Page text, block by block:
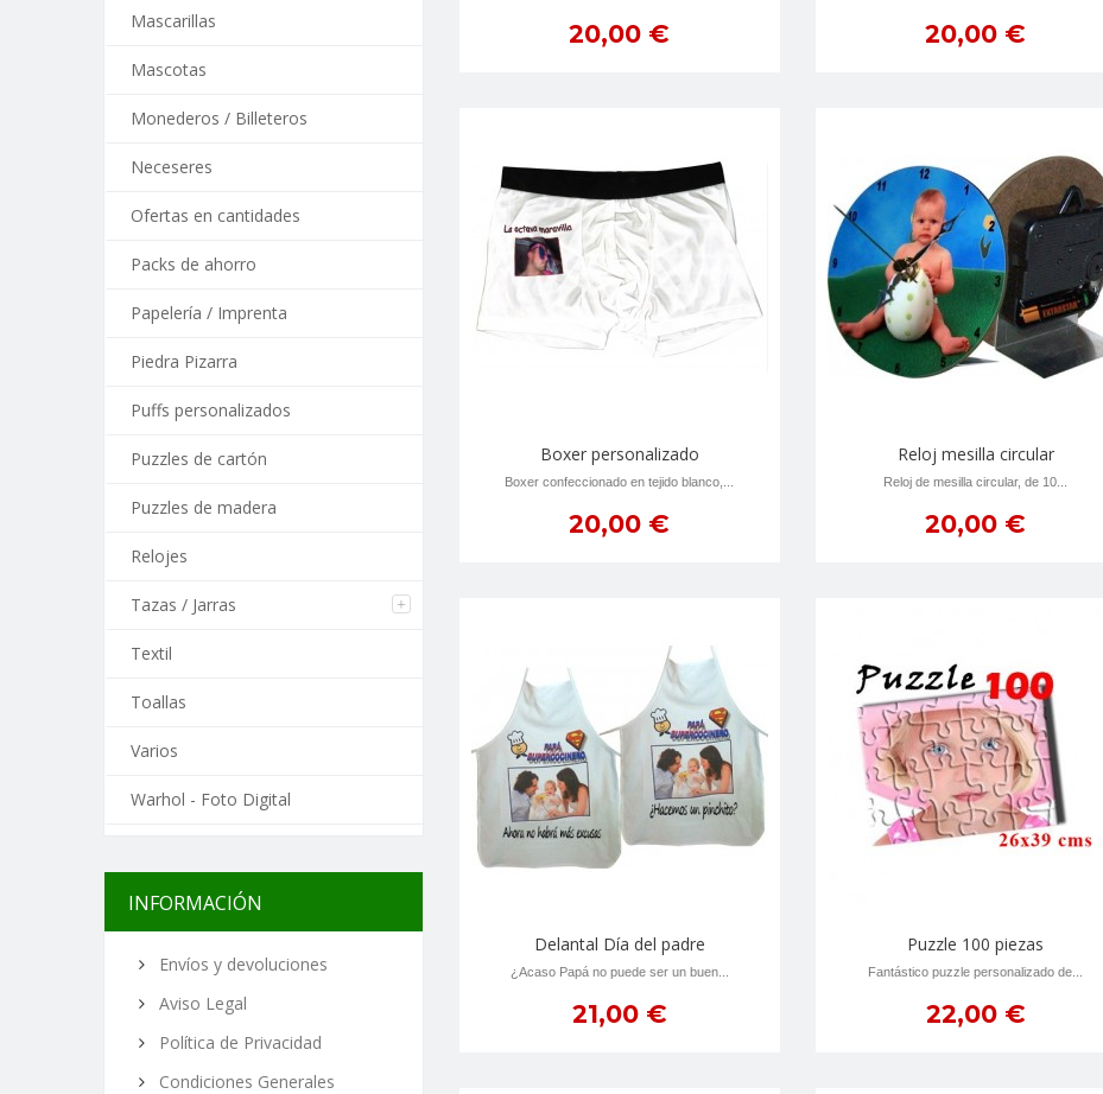
Mascarillas
Mascotas
Monederos / Billeteros
Neceseres
Ofertas en cantidades
Packs de ahorro
Papelería / Imprenta
Piedra Pizarra
Puffs personalizados
Puzzles de cartón
Puzzles de madera
Relojes
Tazas / Jarras
Textil
Toallas
Varios
Warhol - Foto Digital
INFORMACIÓN
Envíos y devoluciones
Aviso Legal
Política de Privacidad
Condiciones Generales
20,00 € 20,00 €
Boxer personalizado
Boxer confeccionado en tejido blanco,...
20,00 €
Reloj mesilla circular
Reloj de mesilla circular, de 10...
20,00 €
Delantal Día del padre
¿Acaso Papá no puede ser un buen...
21,00 €
Puzzle 100 piezas
Fantástico puzzle personalizado de...
22,00 €